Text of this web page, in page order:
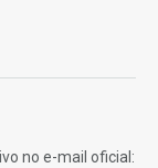
no e-mail oficial: